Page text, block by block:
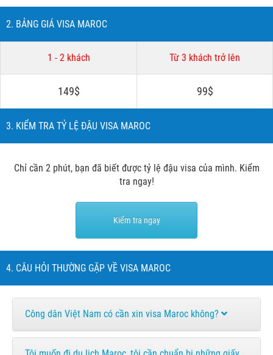
2. BẢNG GIÁ VISA MAROC
1 - 2 khách Từ 3 khách trở lên
149$ 99$
3. KIỂM TRA TỶ LỆ ĐẬU VISA MAROC
Chỉ cần 2 phút, bạn đã biết được tỷ lệ đậu visa của mình. Kiểm
tra ngay!
Kiểm tra ngay
4. CÂU HỎI THƯỜNG GẶP VỀ VISA MAROC
Công dân Việt Nam có cần xin visa Maroc không?